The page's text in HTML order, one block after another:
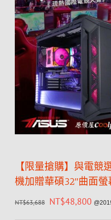
【限量搶購】與電競
機加贈華碩32″曲面螢
NT$63,688 NT$48,800